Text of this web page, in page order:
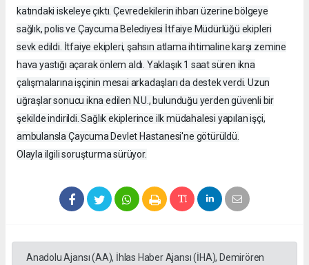
katındaki iskeleye çıktı. Çevredekilerin ihbarı üzerine bölgeye
sağlık, polis ve Çaycuma Belediyesi İtfaiye Müdürlüğü ekipleri
sevk edildi. İtfaiye ekipleri, şahsın atlama ihtimaline karşı zemine
hava yastığı açarak önlem aldı. Yaklaşık 1 saat süren ikna
çalışmalarına işçinin mesai arkadaşları da destek verdi. Uzun
uğraşlar sonucu ikna edilen N.U., bulunduğu yerden güvenli bir
şekilde indirildi. Sağlık ekiplerince ilk müdahalesi yapılan işçi,
ambulansla Çaycuma Devlet Hastanesi'ne götürüldü.
Olayla ilgili soruşturma sürüyor.
Anadolu Ajansı (AA), İhlas Haber Ajansı (İHA), Demirören